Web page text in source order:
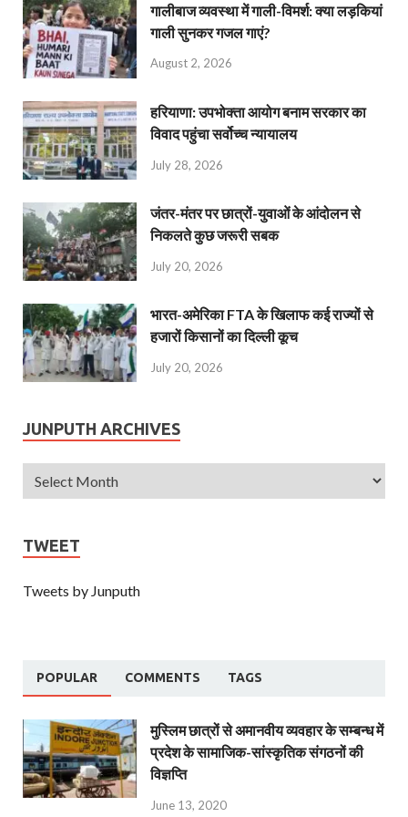
गालीबाज व्‍यवस्‍था में गाली-विमर्श: क्या लड़कियां
गाली सुनकर गजल गाएं?
August 2, 2026
हरियाणा: उपभोक्ता आयोग बनाम सरकार का
विवाद पहुंचा सर्वोच्च न्यायालय
July 28, 2026
जंतर-मंतर पर छात्रों-युवाओं के आंदोलन से
निकलते कुछ जरूरी सबक
July 20, 2026
भारत-अमेरिका FTA के खिलाफ कई राज्यों से
हजारों किसानों का दिल्ली कूच
July 20, 2026
JUNPUTH ARCHIVES
TWEET
Tweets by Junputh
POPULAR COMMENTS TAGS
मुस्लिम छात्रों से अमानवीय व्यवहार के सम्बन्ध में
प्रदेश के सामाजिक-सांस्कृतिक संगठनों की
विज्ञप्ति
June 13, 2020